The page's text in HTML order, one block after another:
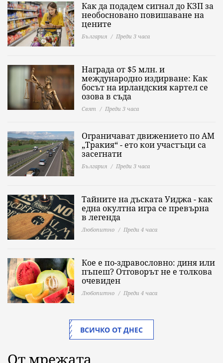
Как да подадем сигнал до КЗП за
необосновано повишаване на
цените
България Преди 3 часа
Награда от $5 млн. и
международно издирване: Как
босът на ирландския картел се
озова в съда
Свят Преди 3 часа
Ограничават движението по АМ
„Тракия“ - ето кои участъци са
засегнати
България Преди 3 часа
Тайните на дъската Уиджа - как
една окултна игра се превърна
в легенда
Любопитно Преди 4 часа
Кое е по-здравословно: диня или
пъпеш? Отговорът не е толкова
очевиден
Любопитно Преди 4 часа
ВСИЧКО ОТ ДНЕС
От мрежата